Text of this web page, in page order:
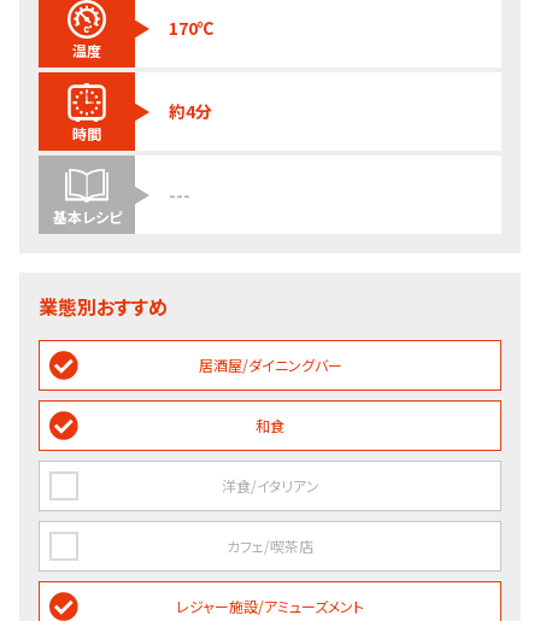
温度
170℃
時間
約4分
基本レシピ
---
業態別おすすめ
居酒屋/ダイニングバー
和食
洋食/イタリアン
カフェ/喫茶店
レジャー施設/アミューズメント